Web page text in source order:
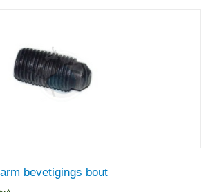
bevetigings bout